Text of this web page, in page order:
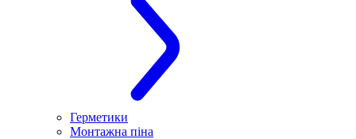
Герметики
Монтажна піна